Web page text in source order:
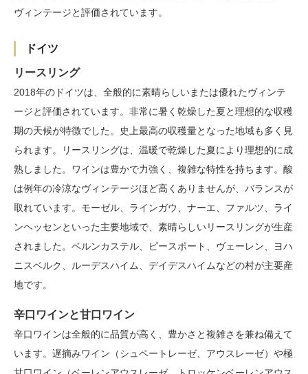
ヴィンテージと評価されています。
ドイツ
リースリング
2018年のドイツは、全般的に素晴らしいまたは優れたヴィンテ
ージと評価されています。非常に暑く乾燥した夏と理想的な収穫
期の天候が特徴でした。史上最高の収穫量となった地域も多く見
られます。リースリングは、温暖で乾燥した夏により理想的に成
熟しました。ワインは豊かで力強く、複雑な特性を持ちます。酸
は例年の冷涼なヴィンテージほど高くありませんが、バランスが
取れています。モーゼル、ラインガウ、ナーエ、ファルツ、ライ
ンヘッセンといった主要地域で、素晴らしいリースリングが生産
されました。ベルンカステル、ピースポート、ヴェーレン、ヨハ
ニスベルク、ルーデスハイム、デイデスハイムなどの村が主要産
地です。
辛口ワインと甘口ワイン
辛口ワインは全般的に品質が高く、豊かさと複雑さを兼ね備えて
います。遅摘みワイン（シュペートレーゼ、アウスレーゼ）や極